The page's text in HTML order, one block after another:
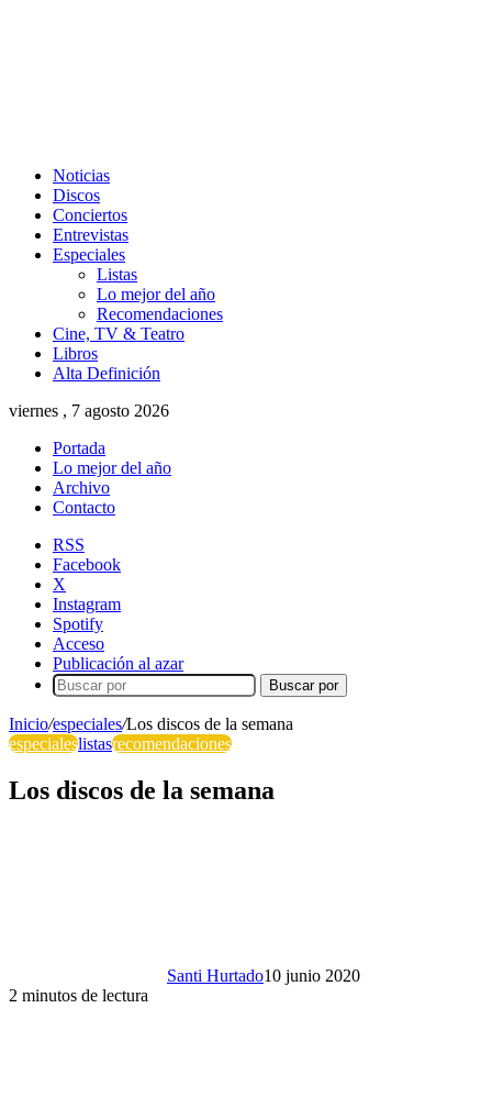
Noticias
Discos
Conciertos
Entrevistas
Especiales
Listas
Lo mejor del año
Recomendaciones
Cine, TV & Teatro
Libros
Alta Definición
viernes , 7 agosto 2026
Portada
Lo mejor del año
Archivo
Contacto
RSS
Facebook
X
Instagram
Spotify
Acceso
Publicación al azar
Buscar por
Inicio/especiales/Los discos de la semana
especialeslistasrecomendaciones
Los discos de la semana
Santi Hurtado10 junio 2020
2 minutos de lectura